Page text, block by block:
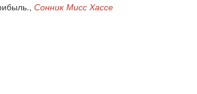
Сонник Мисс Хассе